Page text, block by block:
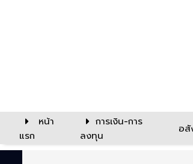
หน้า
แรก
การเงิน-การ
ลงทุน
อสั